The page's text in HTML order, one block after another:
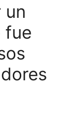
un
fue